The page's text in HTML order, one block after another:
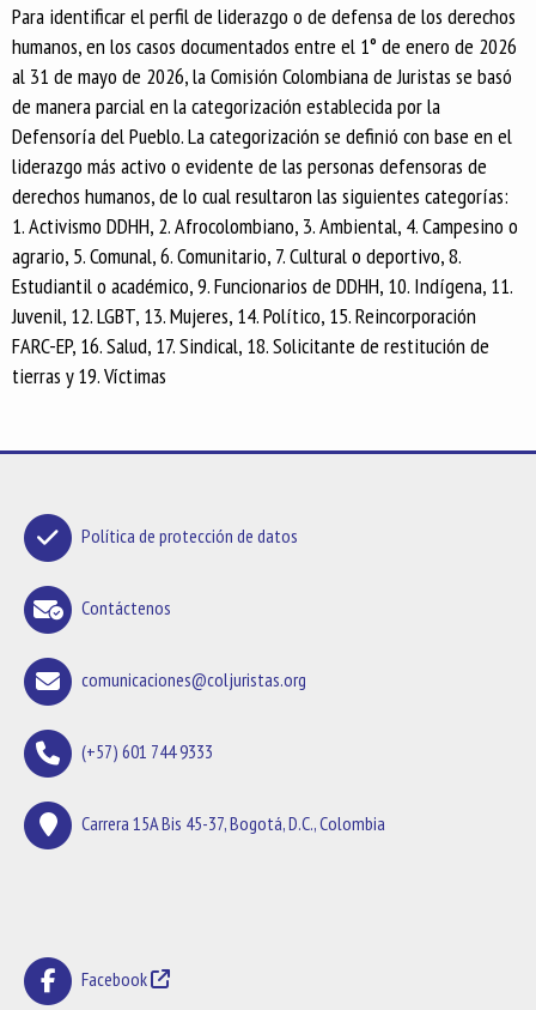
Para identificar el perfil de liderazgo o de defensa de los derechos
humanos, en los casos documentados entre el 1° de enero de 2026
al 31 de mayo de 2026, la Comisión Colombiana de Juristas se basó
de manera parcial en la categorización establecida por la
Defensoría del Pueblo. La categorización se definió con base en el
liderazgo más activo o evidente de las personas defensoras de
derechos humanos, de lo cual resultaron las siguientes categorías:
1. Activismo DDHH, 2. Afrocolombiano, 3. Ambiental, 4. Campesino o
agrario, 5. Comunal, 6. Comunitario, 7. Cultural o deportivo, 8.
Estudiantil o académico, 9. Funcionarios de DDHH, 10. Indígena, 11.
Juvenil, 12. LGBT, 13. Mujeres, 14. Político, 15. Reincorporación
FARC-EP, 16. Salud, 17. Sindical, 18. Solicitante de restitución de
tierras y 19. Víctimas
Política de protección de datos
Contáctenos
comunicaciones@coljuristas.org
(+57) 601 744 9333
Carrera 15A Bis 45-37, Bogotá, D.C., Colombia
Facebook